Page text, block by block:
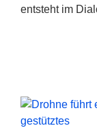
entsteht im